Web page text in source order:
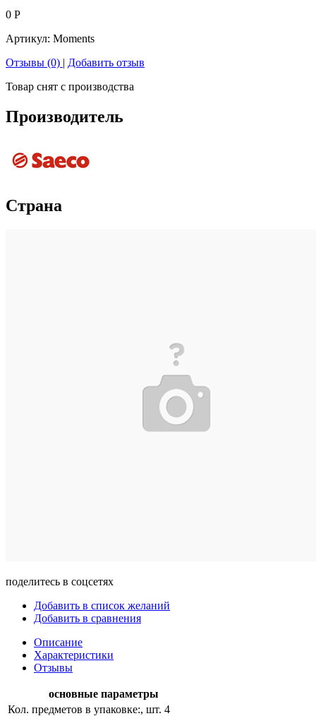
0 Р
Артикул: Moments
Отзывы (0) | Добавить отзыв
Товар снят с производства
Производитель
Страна
поделитесь в соцсетях
Добавить в список желаний
Добавить в сравнения
Описание
Характеристики
Отзывы
основные параметры
Кол. предметов в упаковке:, шт. 4